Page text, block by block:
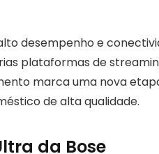
desempenho e
plataformas de
marca uma nova
de alta qualidade.
da Bose